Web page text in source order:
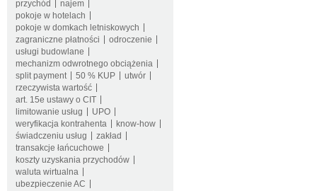
przychód
najem
pokoje w hotelach
pokoje w domkach letniskowych
zagraniczne płatności
odroczenie
usługi budowlane
mechanizm odwrotnego obciążenia
split payment
50 % KUP
utwór
rzeczywista wartość
art. 15e ustawy o CIT
limitowanie usług
UPO
weryfikacja kontrahenta
know-how
świadczeniu usług
zakład
transakcje łańcuchowe
koszty uzyskania przychodów
waluta wirtualna
ubezpieczenie AC